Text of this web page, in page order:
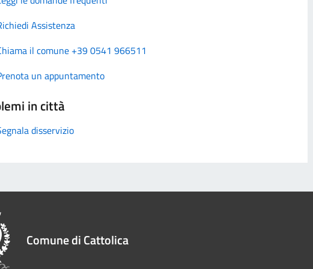
Assistenza
il comune +39 0541 966511
un appuntamento
in città
disservizio
Comune di Cattolica